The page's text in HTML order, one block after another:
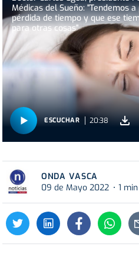
Médicas del Sueño: "Tendemos
pérdida de tiempo y que ese
para otras cosas"
ESCUCHAR 20:38
ONDA VASCA
09 de Mayo 2022
1